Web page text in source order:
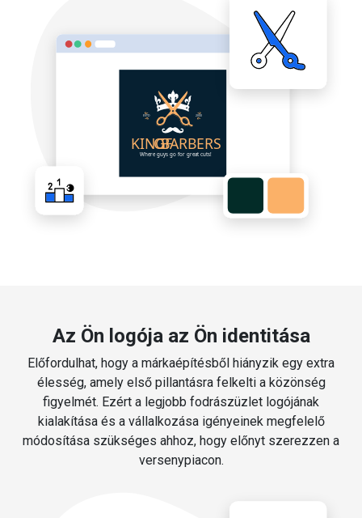
Az Ön logója az Ön identitása
Előfordulhat, hogy a márkaépítésből hiányzik egy extra
élesség, amely első pillantásra felkelti a közönség
figyelmét. Ezért a legjobb fodrászüzlet logójának
kialakítása és a vállalkozása igényeinek megfelelő
módosítása szükséges ahhoz, hogy előnyt szerezzen a
versenypiacon.